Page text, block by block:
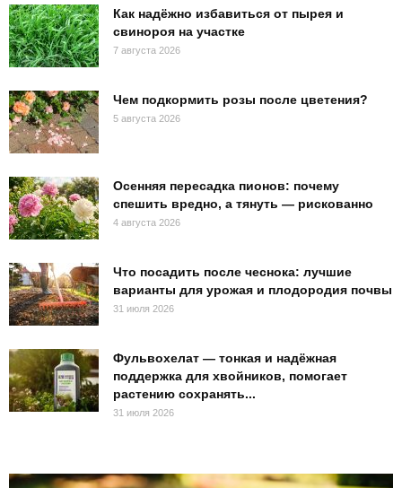
Как надёжно избавиться от пырея и
свинороя на участке
7 августа 2026
Чем подкормить розы после цветения?
5 августа 2026
Осенняя пересадка пионов: почему
спешить вредно, а тянуть — рискованно
4 августа 2026
Что посадить после чеснока: лучшие
варианты для урожая и плодородия почвы
31 июля 2026
Фульвохелат — тонкая и надёжная
поддержка для хвойников, помогает
растению сохранять...
31 июля 2026